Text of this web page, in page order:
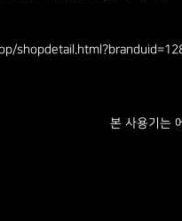
본 사용기는